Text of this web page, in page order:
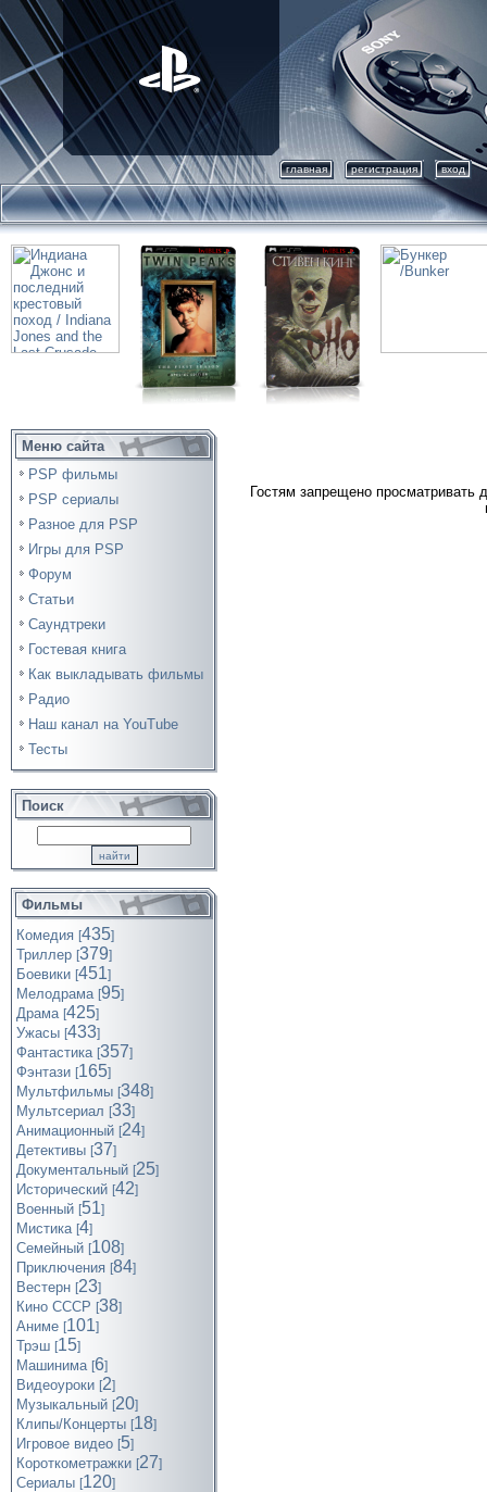
главная регистрация вход
Меню сайта
PSP фильмы
PSP сериалы
Разное для PSP
Игры для PSP
Форум
Статьи
Саундтреки
Гостевая книга
Как выкладывать фильмы
Радио
Наш канал на YouTube
Тесты
Поиск
Фильмы
Комедия [435]
Триллер [379]
Боевики [451]
Мелодрама [95]
Драма [425]
Ужасы [433]
Фантастика [357]
Фэнтази [165]
Мультфильмы [348]
Мультсериал [33]
Анимационный [24]
Детективы [37]
Документальный [25]
Исторический [42]
Военный [51]
Мистика [4]
Семейный [108]
Приключения [84]
Вестерн [23]
Кино СССР [38]
Аниме [101]
Трэш [15]
Машинима [6]
Видеоуроки [2]
Музыкальный [20]
Клипы/Концерты [18]
Игровое видео [5]
Короткометражки [27]
Cериалы [120]
Гостям запрещено просматривать